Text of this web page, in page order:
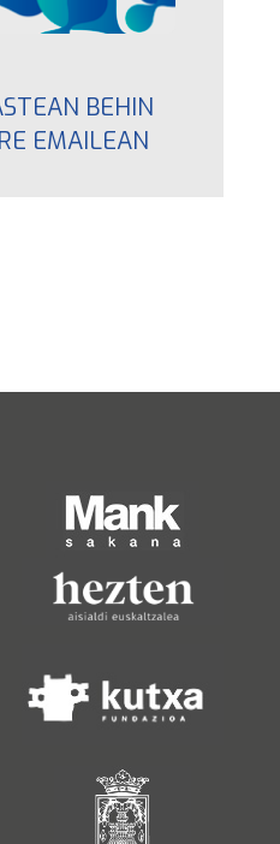
BEHIN
EMAILEAN